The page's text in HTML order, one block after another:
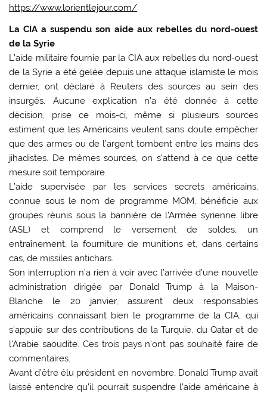
https://www.lorientlejour.com/
La CIA a suspendu son aide aux rebelles du nord-ouest
de la Syrie
L’aide militaire fournie par la CIA aux rebelles du nord-ouest
de la Syrie a été gelée depuis une attaque islamiste le mois
dernier, ont déclaré à Reuters des sources au sein des
insurgés. Aucune explication n’a été donnée à cette
décision, prise ce mois-ci, même si plusieurs sources
estiment que les Américains veulent sans doute empêcher
que des armes ou de l’argent tombent entre les mains des
jihadistes. De mêmes sources, on s’attend à ce que cette
mesure soit temporaire.
L’aide supervisée par les services secrets américains,
connue sous le nom de programme MOM, bénéficie aux
groupes réunis sous la bannière de l’Armée syrienne libre
(ASL) et comprend le versement de soldes, un
entraînement, la fourniture de munitions et, dans certains
cas, de missiles antichars.
Son interruption n’a rien à voir avec l’arrivée d’une nouvelle
administration dirigée par Donald Trump à la Maison-
Blanche le 20 janvier, assurent deux responsables
américains connaissant bien le programme de la CIA, qui
s’appuie sur des contributions de la Turquie, du Qatar et de
l’Arabie saoudite. Ces trois pays n’ont pas souhaité faire de
commentaires.
Avant d’être élu président en novembre, Donald Trump avait
laissé entendre qu’il pourrait suspendre l’aide américaine à